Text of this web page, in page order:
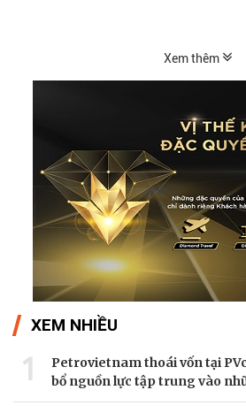
Xem thêm
XEM NHIỀU
1
Petrovietnam thoái vốn tại
bổ nguồn lực tập trung vào